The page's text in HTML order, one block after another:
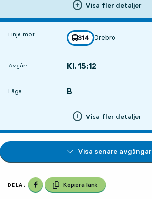
Visa fler detaljer
Linje mot: linje
314
mot
Örebro
,
Avgår: Kl. 15:12
Läge:
LÄGE, B
,
Visa fler detaljer
Visa senare avgångar
DELA: Dela på Facebook
Kopiera länk